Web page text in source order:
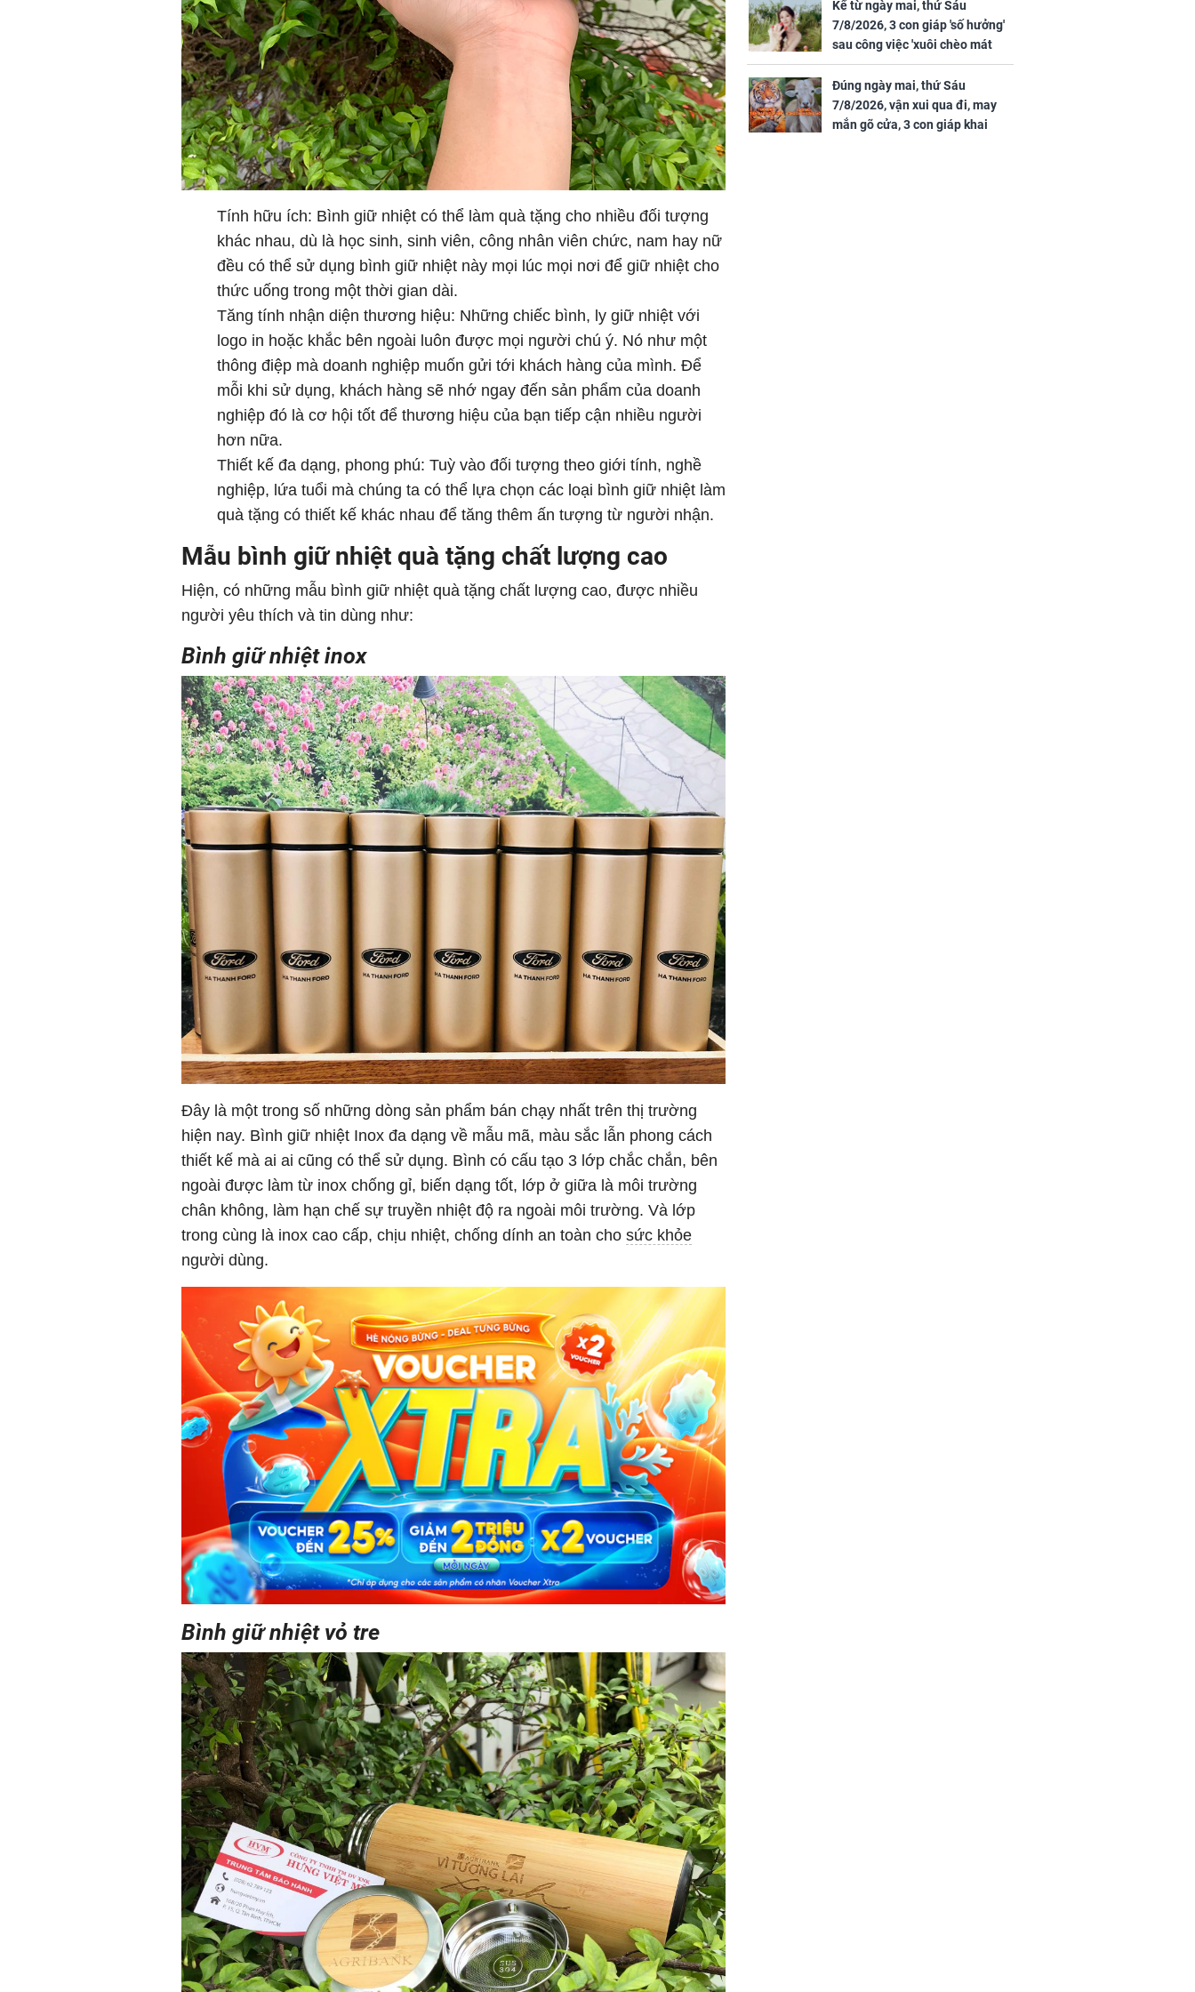
Tính hữu ích: Bình giữ nhiệt có thể làm quà tặng cho nhiều đối tượng
khác nhau, dù là học sinh, sinh viên, công nhân viên chức, nam hay nữ
đều có thể sử dụng bình giữ nhiệt này mọi lúc mọi nơi để giữ nhiệt cho
thức uống trong một thời gian dài.
Tăng tính nhận diện thương hiệu: Những chiếc bình, ly giữ nhiệt với
logo in hoặc khắc bên ngoài luôn được mọi người chú ý. Nó như một
thông điệp mà doanh nghiệp muốn gửi tới khách hàng của mình. Để
mỗi khi sử dụng, khách hàng sẽ nhớ ngay đến sản phẩm của doanh
nghiệp đó là cơ hội tốt để thương hiệu của bạn tiếp cận nhiều người
hơn nữa.
Thiết kế đa dạng, phong phú: Tuỳ vào đối tượng theo giới tính, nghề
nghiệp, lứa tuổi mà chúng ta có thể lựa chọn các loại bình giữ nhiệt làm
quà tặng có thiết kế khác nhau để tăng thêm ấn tượng từ người nhận.
Mẫu bình giữ nhiệt quà tặng chất lượng cao
Hiện, có những mẫu bình giữ nhiệt quà tặng chất lượng cao, được nhiều
người yêu thích và tin dùng như:
Bình giữ nhiệt inox
Đây là một trong số những dòng sản phẩm bán chạy nhất trên thị trường
hiện nay. Bình giữ nhiệt Inox đa dạng về mẫu mã, màu sắc lẫn phong cách
thiết kế mà ai ai cũng có thể sử dụng. Bình có cấu tạo 3 lớp chắc chắn, bên
ngoài được làm từ inox chống gỉ, biến dạng tốt, lớp ở giữa là môi trường
chân không, làm hạn chế sự truyền nhiệt độ ra ngoài môi trường. Và lớp
trong cùng là inox cao cấp, chịu nhiệt, chống dính an toàn cho sức khỏe
người dùng.
Bình giữ nhiệt vỏ tre
nghèo
Kể từ ngày mai, thứ Sáu
7/8/2026, 3 con giáp 'số hưởng'
sau công việc 'xuôi chèo mát
mái', tiền tài 'thu về như nước',
tình duyên viên mãn
Đúng ngày mai, thứ Sáu
7/8/2026, vận xui qua đi, may
mắn gõ cửa, 3 con giáp khai